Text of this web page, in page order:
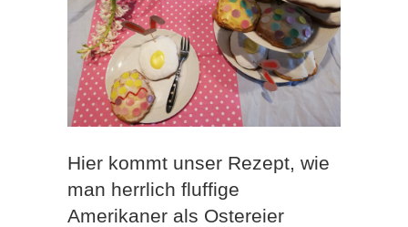
Hier kommt unser Rezept, wie
man herrlich fluffige
Amerikaner als Ostereier